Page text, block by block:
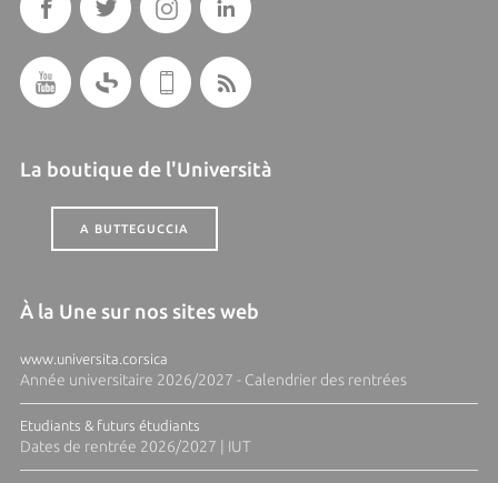
La boutique de l'Università
A BUTTEGUCCIA
À la Une sur nos sites web
www.universita.corsica
Année universitaire 2026/2027 - Calendrier des rentrées
Etudiants & futurs étudiants
Dates de rentrée 2026/2027 | IUT